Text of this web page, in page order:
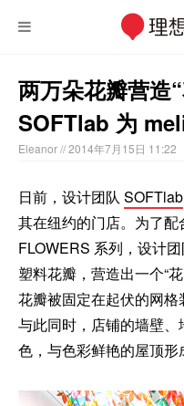
两万朵花瓣营造
SOFTlab 为
Eleanor// 2014年7月15日 11:22
日前，设计团队 SOFTlab
其在纽约的门店。为了
FLOWERS 系列，设计
塑料花瓣，营造出一个“
花瓣被固定在起伏的网格
与此同时，店铺的墙壁
色，与色彩鲜艳的屋顶形